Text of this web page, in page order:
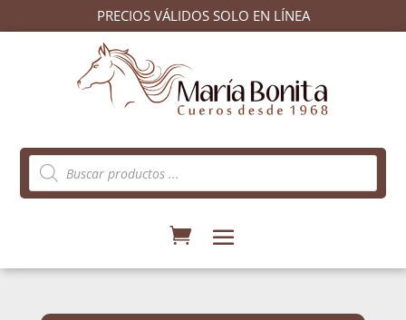
PRECIOS VÁLIDOS SOLO EN LÍNEA
Búsqueda
de
productos